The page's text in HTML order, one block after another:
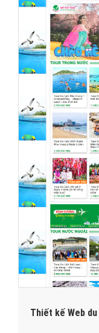
Thiết kế Web